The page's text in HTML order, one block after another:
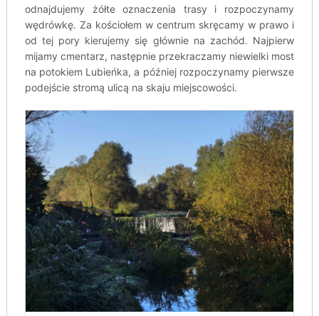
odnajdujemy żółte oznaczenia trasy i rozpoczynamy
wędrówkę. Za kościołem w centrum skręcamy w prawo i
od tej pory kierujemy się głównie na zachód. Najpierw
mijamy cmentarz, następnie przekraczamy niewielki most
na potokiem Lubieńka, a później rozpoczynamy pierwsze
podejście stromą ulicą na skaju miejscowości.